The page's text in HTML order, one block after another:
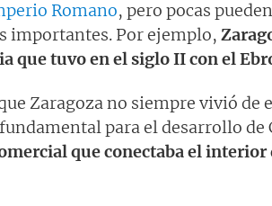
Romano, pero pocas
importantes. Por ejemplo,
que tuvo en el siglo II con el
Zaragoza no siempre vivió de
para el desarrollo de
que conectaba el interior